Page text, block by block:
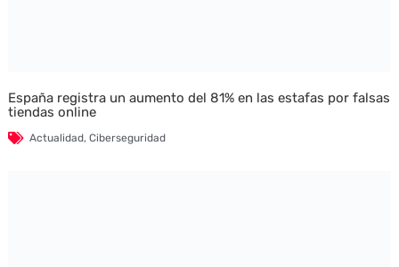
España registra un aumento del 81% en las estafas por falsas
tiendas online
Actualidad, Ciberseguridad